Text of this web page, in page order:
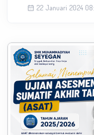
22 Januari 2024